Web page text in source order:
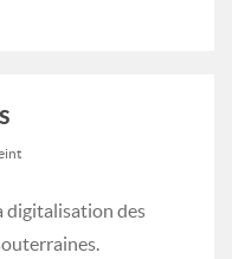
digitalisation des